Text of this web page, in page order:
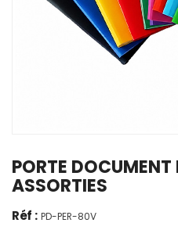
PORTE DOCUMENT
ASSORTIES
Réf : PD-PER-80V